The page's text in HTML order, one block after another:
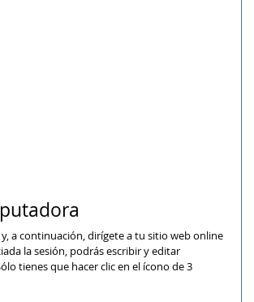
a continuación, dirígete a tu sitio web online
la sesión, podrás escribir y editar
tienes que hacer clic en el ícono de 3